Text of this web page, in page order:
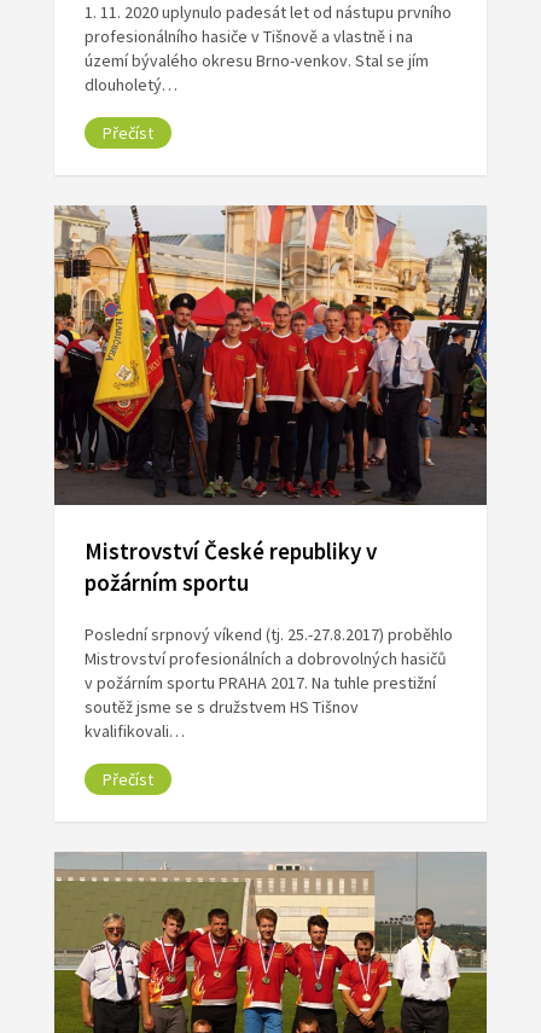
1. 11. 2020 uplynulo padesát let od nástupu prvního
profesionálního hasiče v Tišnově a vlastně i na
území bývalého okresu Brno-venkov. Stal se jím
dlouholetý…
Přečíst
Mistrovství České republiky v
požárním sportu
Poslední srpnový víkend (tj. 25.-27.8.2017) proběhlo
Mistrovství profesionálních a dobrovolných hasičů
v požárním sportu PRAHA 2017. Na tuhle prestižní
soutěž jsme se s družstvem HS Tišnov
kvalifikovali…
Přečíst